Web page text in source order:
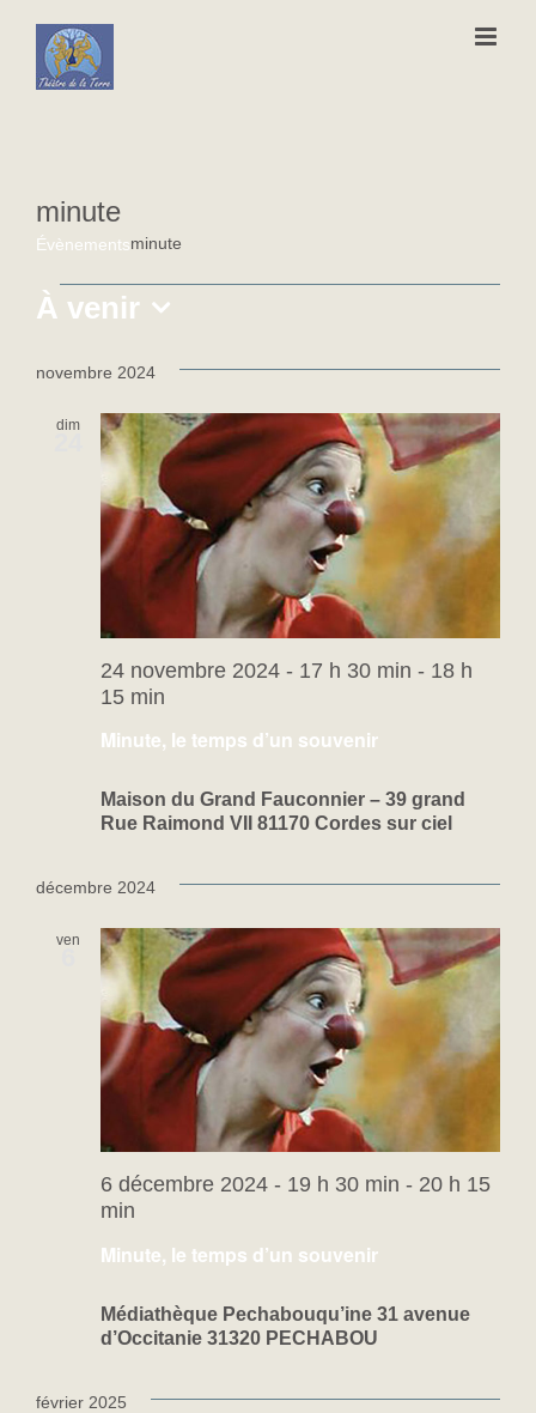
contenu
minute
Évènementsminute
Évènements
À venir
une
novembre 2024
dim
Minute, le temps d’un souvenir
24 novembre 2024 - 17 h 30 min - 18 h
15 min
Maison du Grand Fauconnier – 39 grand
Rue Raimond VII 81170 Cordes sur ciel
décembre 2024
ven
Minute, le temps d’un souvenir
6 décembre 2024 - 19 h 30 min - 20 h 15
min
Médiathèque Pechabouqu’ine 31 avenue
d’Occitanie 31320 PECHABOU
février 2025